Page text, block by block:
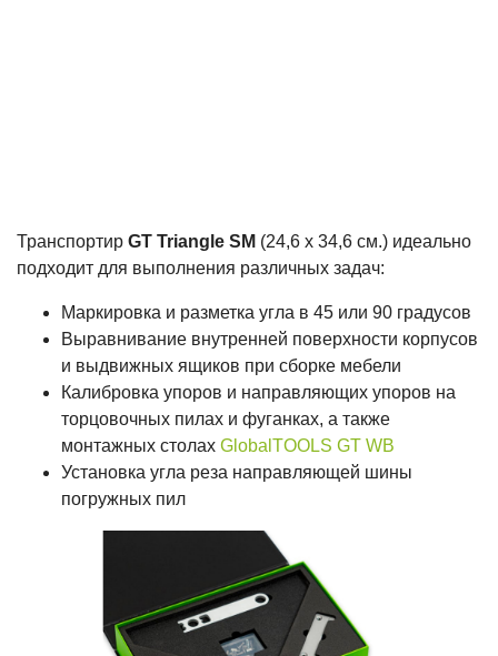
Транспортир GT Triangle SM (24,6 х 34,6 см.) идеально
подходит для выполнения различных задач:
Маркировка и разметка угла в 45 или 90 градусов
Выравнивание внутренней поверхности корпусов
и выдвижных ящиков при сборке мебели
Калибровка упоров и направляющих упоров на
торцовочных пилах и фуганках, а также
монтажных столах GlobalTOOLS GT WB
Установка угла реза направляющей шины
погружных пил